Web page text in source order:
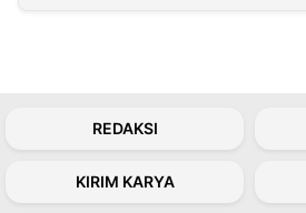
REDAKSI
KIRIM KARYA